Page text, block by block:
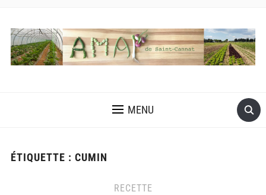
MENU
ÉTIQUETTE : CUMIN
RECETTE